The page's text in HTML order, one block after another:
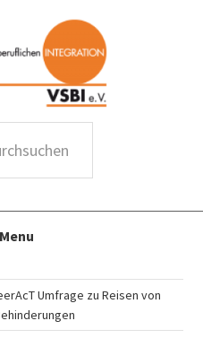
Menu
Umfrage zu Reisen von